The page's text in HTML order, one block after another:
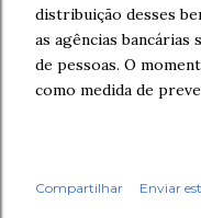
distribuição desses
as agências
de pessoas. O
como medida de
Compartilhar Enviar